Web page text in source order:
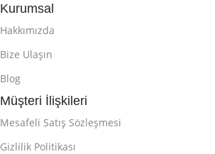
Kurumsal
Hakkımızda
Bize Ulaşın
Blog
Müşteri İlişkileri
Mesafeli Satış Sözleşmesi
Gizlilik Politikası